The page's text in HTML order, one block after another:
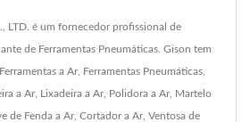
LTD. é um fornecedor profissional de
de Ferramentas Pneumáticas. Gison tem
a Ar, Ferramentas Pneumáticas,
a Ar, Lixadeira a Ar, Polidora a Ar, Martelo
de Fenda a Ar, Cortador a Ar, Ventosa de